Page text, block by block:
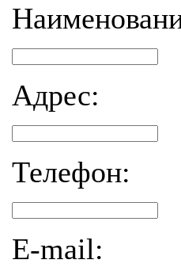
Адрес:
Телефон:
E-mail: